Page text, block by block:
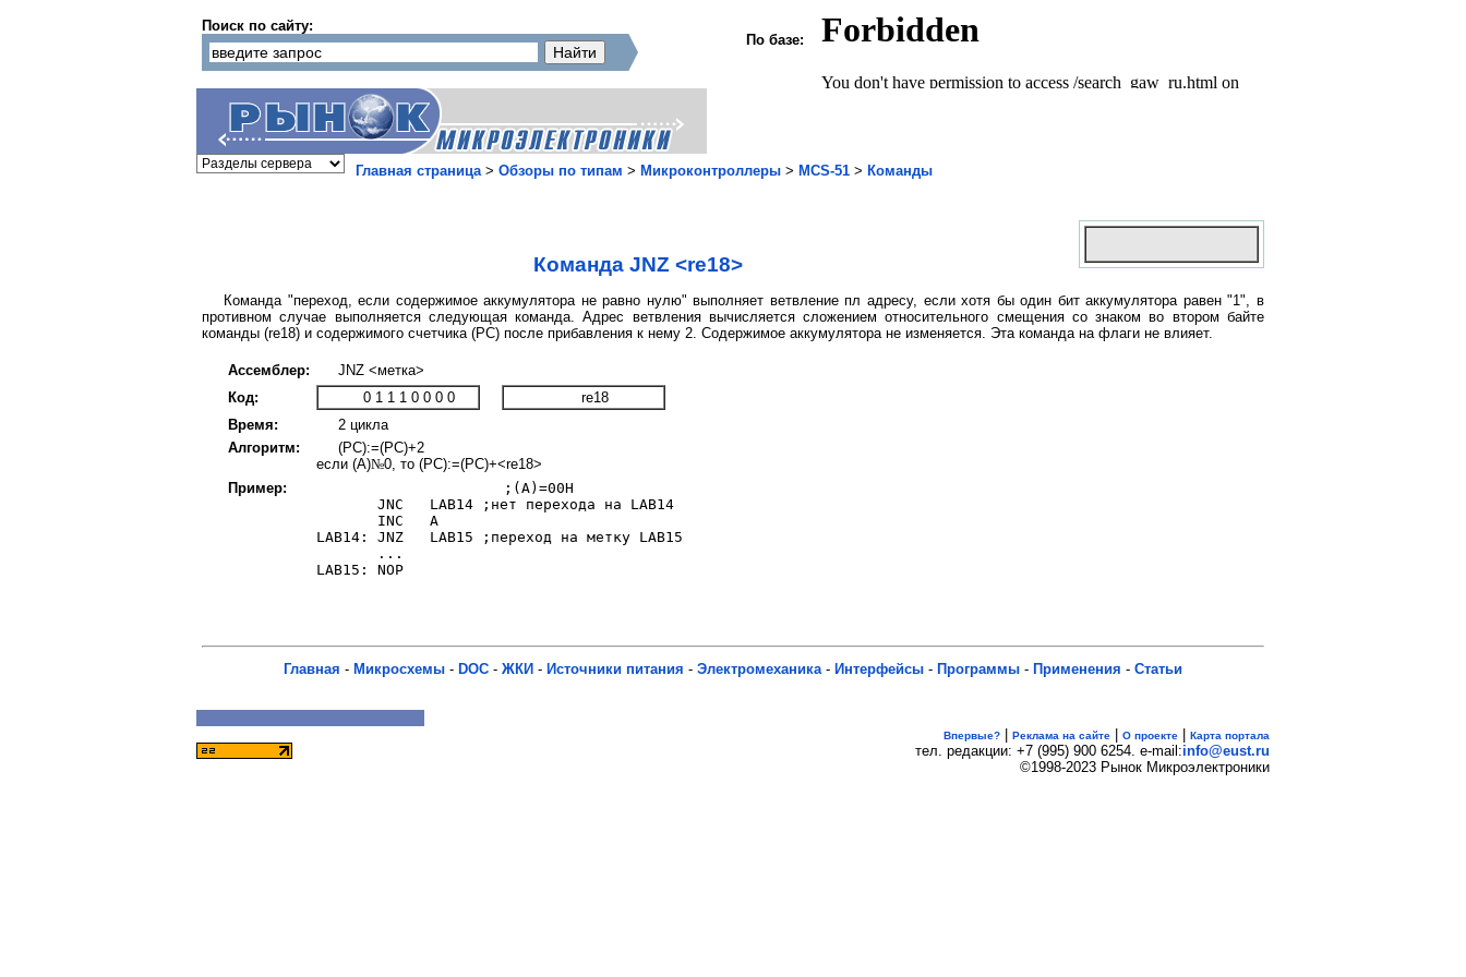
Поиск по сайту:
По базе:
Главная страница> Обзоры по типам > Микроконтроллеры > MCS-51 > Команды
Команда JNZ <re18>
Команда "переход, если содержимое аккумулятора не равно нулю" выполняет ветвление пл адресу, если хотя бы один бит аккумулятора равен "1", в
противном случае выполняется следующая команда. Адрес ветвления вычисляется сложением относительного смещения со знаком во втором байте
команды (re18) и содержимого счетчика (РС) после прибавления к нему 2. Содержимое аккумулятора не изменяется. Эта команда на флаги не влияет.
Ассемблер:
JNZ <метка>
Код:
0 1 1 1 0 0 0 0
re18
Время:
2 циклa
Алгоритм:
(PC):=(PC)+2
если (A)№0, то (PC):=(PC)+<re18>
Пример:
                   ;(A)=00H
       JNC   LAB14 ;нет перехода на LAB14
       INC   A
LAB14: JNZ   LAB15 ;переход на метку LAB15
       ...
LAB15: NOP
Главная - Микросхемы - DOC - ЖКИ - Источники питания - Электромеханика - Интерфейсы - Программы - Применения - Статьи
Впервые? Реклама на сайте О проекте Карта портала
тел. редакции: +7 (995) 900 6254. e-mail:info@eust.ru
©1998-2023 Рынок Микроэлектроники